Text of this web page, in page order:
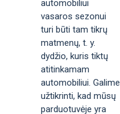
automobiliui
vasaros sezonui
turi būti tam tikrų
matmenų, t. y.
dydžio, kuris tiktų
atitinkamam
automobiliui. Galime
užtikrinti, kad mūsų
parduotuvėje yra